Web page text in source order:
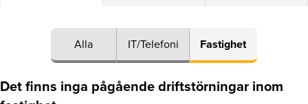
Alla IT/Telefoni Fastighet
Det finns inga pågående driftstörningar inom